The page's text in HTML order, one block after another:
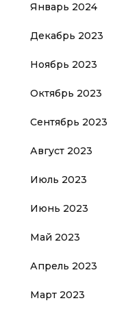
Январь 2024
Декабрь 2023
Ноябрь 2023
Октябрь 2023
Сентябрь 2023
Август 2023
Июль 2023
Июнь 2023
Май 2023
Апрель 2023
Март 2023